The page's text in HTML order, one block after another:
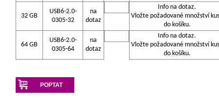
32 GB
USB6-2.0-
0305-32
na
dotaz
Info na dotaz.
Vložte požadované množství
do košíku.
64 GB
USB6-2.0-
0305-64
na
dotaz
Info na dotaz.
Vložte požadované množství
do košíku.
POPTAT